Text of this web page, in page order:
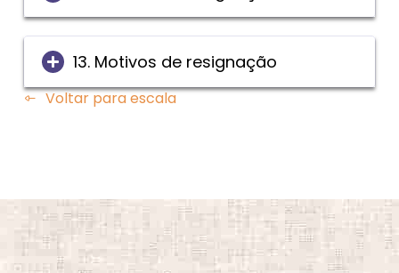
13. Motivos de resignação
Voltar para escala